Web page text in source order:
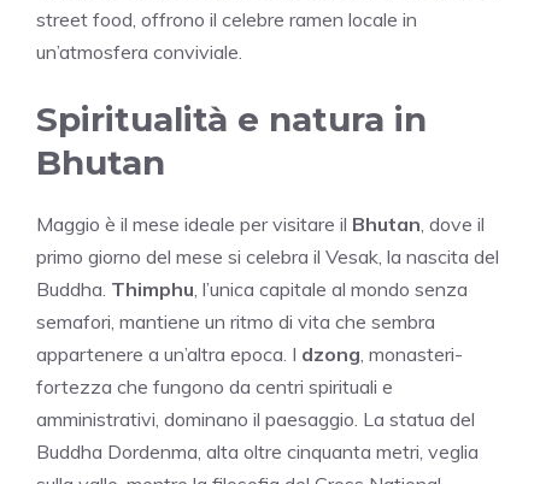
street food, offrono il celebre ramen locale in
un’atmosfera conviviale.
Spiritualità e natura in
Bhutan
Maggio è il mese ideale per visitare il Bhutan , dove il
primo giorno del mese si celebra il Vesak, la nascita del
Buddha. Thimphu , l’unica capitale al mondo senza
semafori, mantiene un ritmo di vita che sembra
appartenere a un’altra epoca. I dzong , monasteri-
fortezza che fungono da centri spirituali e
amministrativi, dominano il paesaggio. La statua del
Buddha Dordenma, alta oltre cinquanta metri, veglia